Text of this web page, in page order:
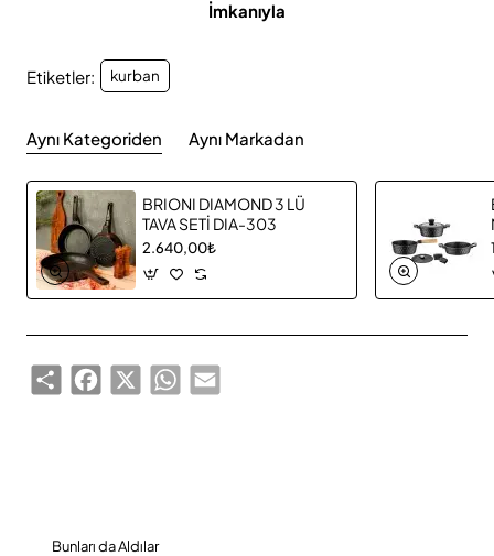
İmkanıyla
Etiketler: kurban
Aynı Kategoriden Aynı Markadan
BRIONI DIAMOND 3 LÜ
TAVA SETİ DIA-303
2.640,00₺
ShareFacebook
X WhatsApp
Email
Bunları da Aldılar